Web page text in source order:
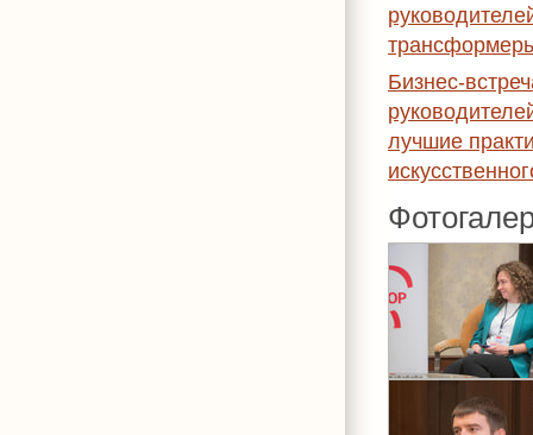
Бизнес-
лучшие